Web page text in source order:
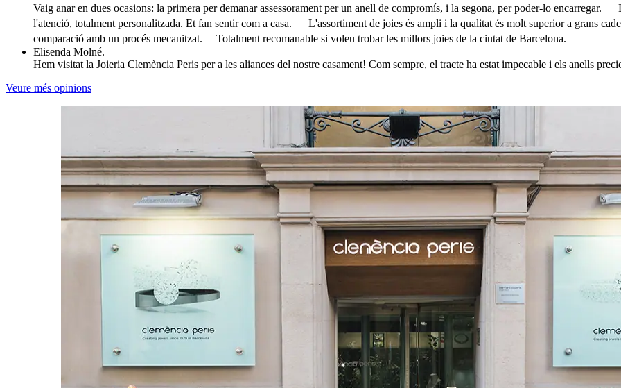
Vaig anar en dues ocasions: la primera per demanar assessorament per un anell de compromís, i la segona, per poder-lo
l'atenció, totalment personalitzada. Et fan sentir com a casa. L'assortiment de joies és ampli i la qualitat és molt superior a grans
comparació amb un procés mecanitzat. Totalment recomanable si voleu trobar les millors joies de la ciutat de Barcelona.
Elisenda Molné.
Hem visitat la Joieria Clemència Peris per a les aliances del nostre casament! Com sempre, el tracte ha estat impecable i els anells
Veure més opinions